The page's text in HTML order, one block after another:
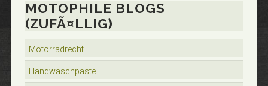
MOTOPHILE BLOGS
(ZUFÃ¤LLIG)
Motorradrecht
Handwaschpaste